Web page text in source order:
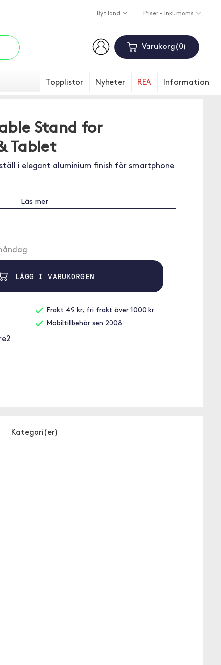
Byt land Priser - Inkl. moms
Varukorg 0
Topplistor Nyheter REA Information
Stand for
Tablet
i elegant aluminium finish för smartphone
Läs mer
LÄGG I VARUKORGEN
Frakt 49 kr, fri frakt över 1000 kr
Mobiltillbehör sen 2008
Kategori(er)